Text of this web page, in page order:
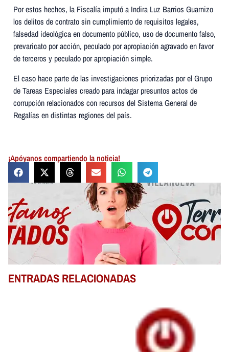
Por estos hechos, la Fiscalía imputó a Indira Luz Barrios Guarnizo
los delitos de contrato sin cumplimiento de requisitos legales,
falsedad ideológica en documento público, uso de documento falso,
prevaricato por acción, peculado por apropiación agravado en favor
de terceros y peculado por apropiación simple.
El caso hace parte de las investigaciones priorizadas por el Grupo
de Tareas Especiales creado para indagar presuntos actos de
corrupción relacionados con recursos del Sistema General de
Regalías en distintas regiones del país.
¡Apóyanos compartiendo la noticia!
ENTRADAS RELACIONADAS